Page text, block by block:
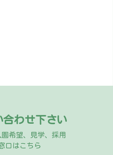
合わせ下さい
希望、見学、採用
口はこちら